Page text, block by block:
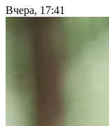
Вчера, 17:41